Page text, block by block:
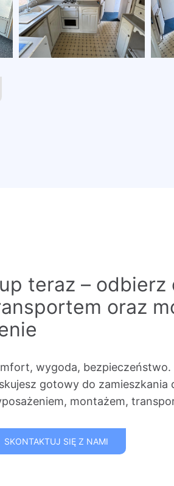
teraz – odbierz
oraz
wygoda, bezpieczeństwo.
gotowy do zamieszkania
montażem,
SKONTAKTUJ SIĘ Z NAMI